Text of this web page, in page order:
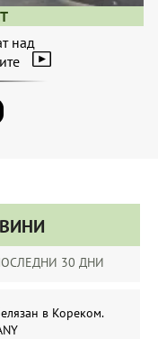
над
30 ДНИ
в Кореком.